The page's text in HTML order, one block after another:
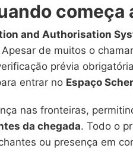
começa
and Authorisation
de muitos o
prévia
entrar no Espaço
nas fronteiras,
da chegada. Todo o
ou presença em